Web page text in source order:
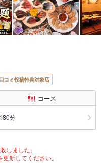
口コミ投稿特典対象店
コース
分
しました。
新してください。